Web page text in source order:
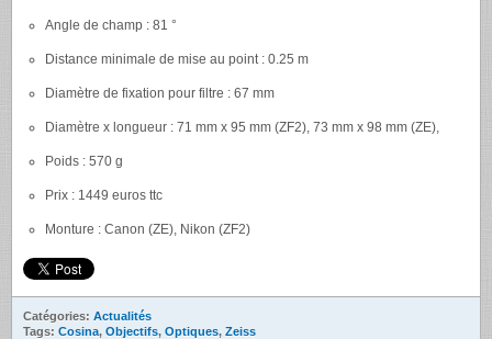
Angle de champ : 81 °
Distance minimale de mise au point : 0.25 m
Diamètre de fixation pour filtre : 67 mm
Diamètre x longueur : 71 mm x 95 mm (ZF2), 73 mm x 98 mm (ZE),
Poids : 570 g
Prix : 1449 euros ttc
Monture : Canon (ZE), Nikon (ZF2)
Catégories: Actualités
Tags: Cosina, Objectifs, Optiques, Zeiss